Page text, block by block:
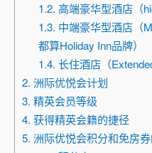
1.2. 高端豪华型酒店（
1.3. 中端豪华型酒店（
都算Holiday Inn品牌）
1.4. 长住酒店（
2. 洲际优悦会计划
3. 精英会员等级
4. 获得精英会籍的捷径
5. 洲际优悦会积分和免房